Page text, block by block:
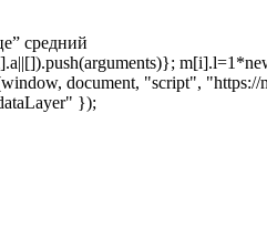
средний
document, "script",
});